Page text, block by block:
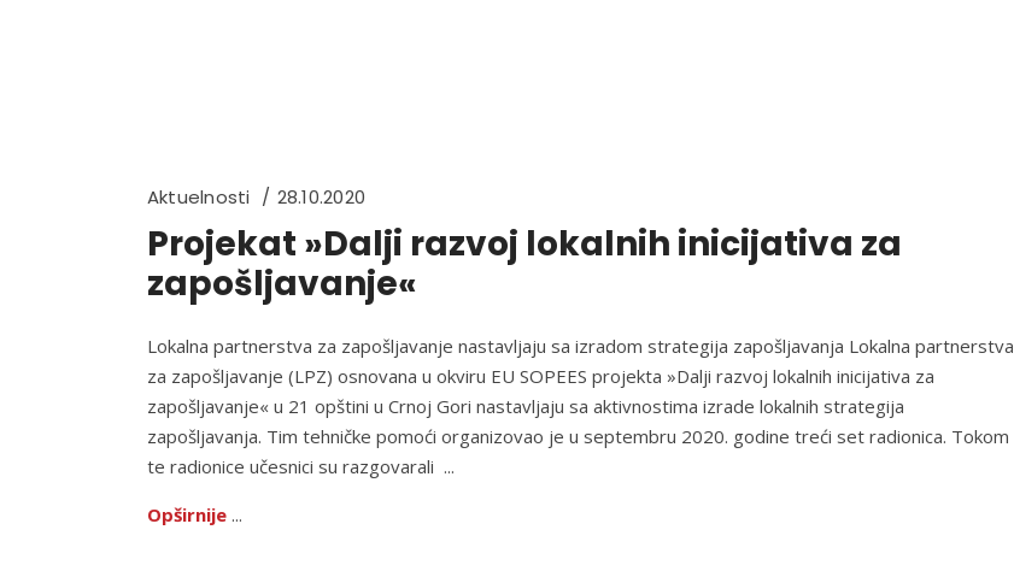
Aktuelnosti 28.10.2020
Projekat »Dalji razvoj lokalnih inicijativa za
zapošljavanje«
Lokalna partnerstva za zapošljavanje nastavljaju sa izradom strategija zapošljavanja Lokalna partnerstva
za zapošljavanje (LPZ) osnovana u okviru EU SOPEES projekta »Dalji razvoj lokalnih inicijativa za
zapošljavanje« u 21 opštini u Crnoj Gori nastavljaju sa aktivnostima izrade lokalnih strategija
zapošljavanja. Tim tehničke pomoći organizovao je u septembru 2020. godine treći set radionica. Tokom
te radionice učesnici su razgovarali
Opširnije